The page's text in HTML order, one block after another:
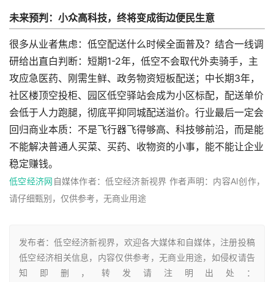
未来预判：小众高科技，终将变成街边便民生意
很多从业者焦虑：低空配送什么时候全面普及？结合一线调
研给出直白判断：短期1-2年，低空不会取代外卖骑手，主
攻应急医药、刚需生鲜、政务物资短板配送；中长期3年，
社区楼顶空投柜、园区低空驿站会成为小区标配，配送单价
会低于人力跑腿，彻底平抑同城配送溢价。行业最后一定会
回归商业本质：不是飞行器飞得够高、科技够前沿，而是能
不能解决普通人买菜、买药、收物资的小事，能不能让企业
稳定赚钱。
低空经济网 自媒体作者：低空经济新视界 作者声明：内容AI创作，
请仔细甄别，仅供参考，无商业用途
发布者：低空经济新视界，欢迎各大媒体和自媒体，注册投稿
低空经济相关信息，内容仅供参考，无商业用途，如侵权请告
知即删，转发请注明出处：